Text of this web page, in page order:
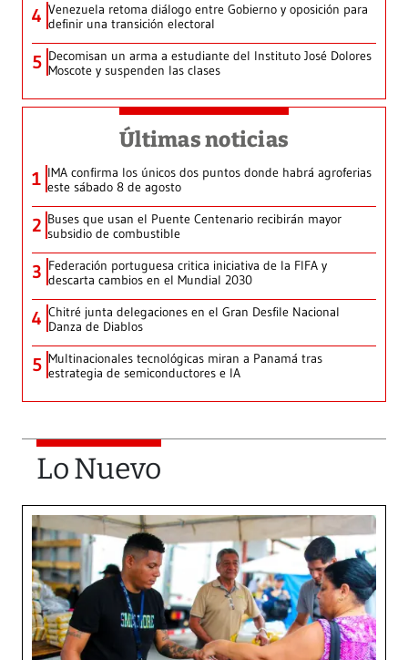
4 Venezuela retoma diálogo entre Gobierno y oposición para
definir una transición electoral
5 Decomisan un arma a estudiante del Instituto José Dolores
Moscote y suspenden las clases
Últimas noticias
1 IMA confirma los únicos dos puntos donde habrá agroferias
este sábado 8 de agosto
2 Buses que usan el Puente Centenario recibirán mayor
subsidio de combustible
3 Federación portuguesa critica iniciativa de la FIFA y
descarta cambios en el Mundial 2030
4 Chitré junta delegaciones en el Gran Desfile Nacional
Danza de Diablos
5 Multinacionales tecnológicas miran a Panamá tras
estrategia de semiconductores e IA
Lo Nuevo